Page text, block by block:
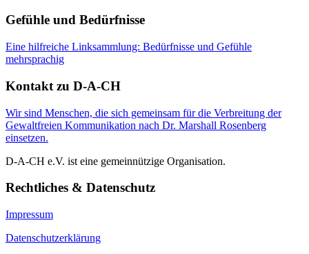
Gefühle und Bedürfnisse
Eine hilfreiche Linksammlung: Bedürfnisse und Gefühle
mehrsprachig
Kontakt zu D-A-CH
Wir sind Menschen, die sich gemeinsam für die Verbreitung der
Gewaltfreien Kommunikation nach Dr. Marshall Rosenberg
einsetzen.
D-A-CH e.V. ist eine gemeinnützige Organisation.
Rechtliches & Datenschutz
Impressum
Datenschutzerklärung